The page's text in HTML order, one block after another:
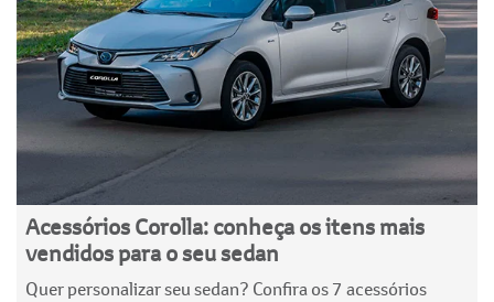
Acessórios Corolla: conheça os itens mais
vendidos para o seu sedan
Quer personalizar seu sedan? Confira os 7 acessórios